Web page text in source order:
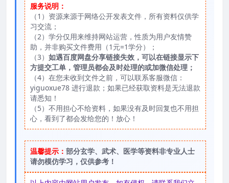
服务说明：
（1）资源来源于网络公开发表文件，所有资料仅供学
习交流；
（2）学分仅用来维持网站运营，性质为用户友情赞
助，并非购买文件费用（1元=1学分）；
（3） 如遇百度网盘分享链接失效，可以在链接显示下
方提交工单，管理员都会及时处理的或加微信处理；
（4）在您未收到文件之前，可以联系客服微信：
yiguoxue78 进行退款；如果已经获取资料是无法退款
请悉知！
（5）不用担心不给资料，如果没有及时回复也不用担
心，看到了都会发给您的！放心！
温馨提示： 部分玄学、武术、医学等资料非专业人士
请勿模仿学习，仅供参考！